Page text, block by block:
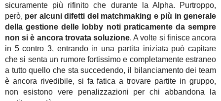
sicuramente più rifinito che durante la Alpha. Purtroppo,
però, per alcuni difetti del matchmaking e più in generale
della gestione delle lobby noti praticamente da sempre
non si è ancora trovata soluzione. A volte si finisce ancora
in 5 contro 3, entrando in una partita iniziata può capitare
che si senta un rumore fortissimo e completamente estraneo
a tutto quello che sta succedendo, il bilanciamento dei team
è ancora rivedibile, si fa fatica a trovare partite in gruppo,
non esistono vere penalizzazioni per chi abbandona la